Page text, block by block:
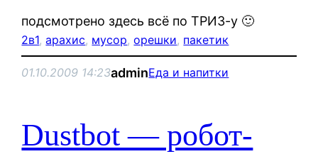
подсмотрено здесь всё по ТРИЗ-у 🙂
2в1, арахис, мусор, орешки, пакетик
01.10.2009 14:23adminЕда и напитки
Dustbot — робот-